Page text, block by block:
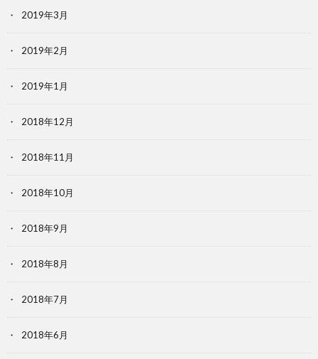
2019年3月
2019年2月
2019年1月
2018年12月
2018年11月
2018年10月
2018年9月
2018年8月
2018年7月
2018年6月